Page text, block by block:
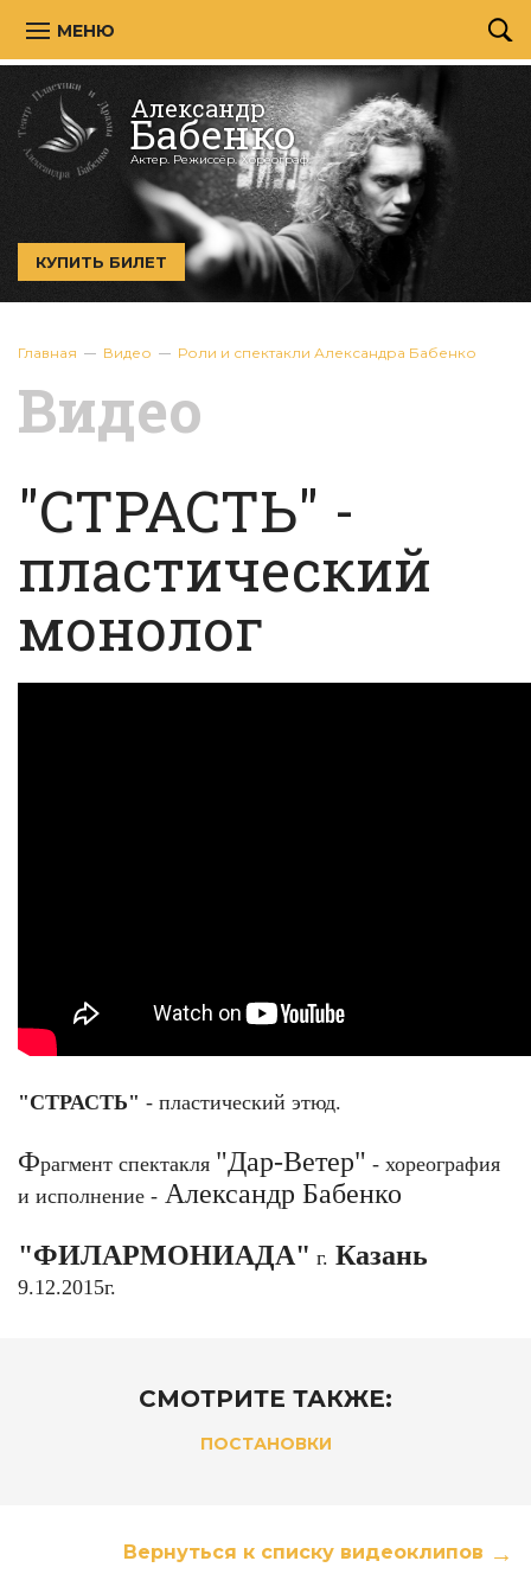
МЕНЮ
Александр
Бабенко
Актер. Режиссёр. Хореограф.
КУПИТЬ БИЛЕТ
Главная Видео Роли и спектакли Александра Бабенко
Видео
"СТРАСТЬ" -
пластический
монолог
"СТРАСТЬ" - пластический этюд.
Фрагмент спектакля "Дар-Ветер" - хореография
и исполнение - Александр Бабенко
"ФИЛАРМОНИАДА" г. Казань
9.12.2015г.
СМОТРИТЕ ТАКЖЕ:
ПОСТАНОВКИ
Вернуться к списку видеоклипов